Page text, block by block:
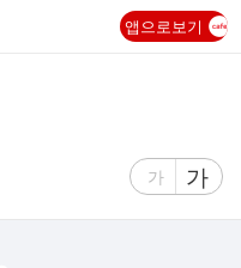
앱으로보기
글
가
글
자
가